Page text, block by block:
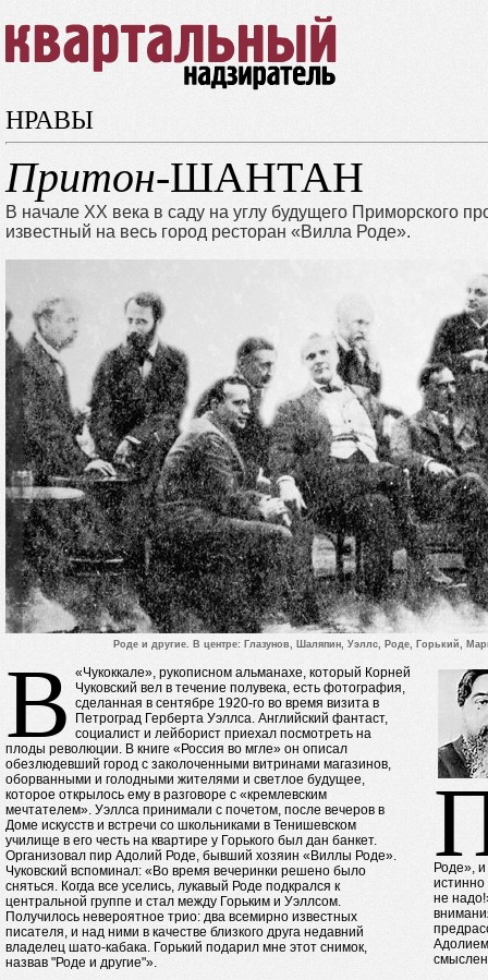
НРАВЫ
Притон-ШАНТАН
В начале ХХ века в саду на углу будущего Приморского
известный на весь город ресторан «Вилла Роде».
Роде и другие. В центре: Глазунов, Шаляпин, Уэллс, Роде, Горький,
В «Чукоккале», рукописном альманахе, который Корней
Чуковский вел в течение полувека, есть фотография,
сделанная в сентябре 1920-го во время визита в
Петроград Герберта Уэллса. Английский фантаст,
социалист и лейборист приехал посмотреть на
плоды революции. В книге «Россия во мгле» он описал
обезлюдевший город с заколоченными витринами магазинов,
оборванными и голодными жителями и светлое будущее,
которое открылось ему в разговоре с «кремлевским
мечтателем». Уэллса принимали с почетом, после вечеров в
Доме искусств и встречи со школьниками в Тенишевском
училище в его честь на квартире у Горького был дан банкет.
Организовал пир Адолий Роде, бывший хозяин «Виллы Роде».
Чуковский вспоминал: «Во время вечеринки решено было
сняться. Когда все уселись, лукавый Роде подкрался к
центральной группе и стал между Горьким и Уэллсом.
Получилось невероятное трио: два всемирно известных
писателя, и над ними в качестве близкого друга недавний
владелец шато-кабака. Горький подарил мне этот снимок,
назвав "Роде и другие"».
Роде»,
истинно
не